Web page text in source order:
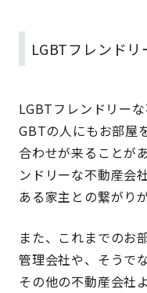
LGBTフレンド
LGBTフレンドリー
GBTの人にもお部屋
合わせが来ることが
ンドリーな不動産会
ある家主との繋がり
また、これまでのお
管理会社や、そうで
その他の不動産会社